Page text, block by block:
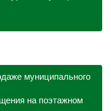
муниципального
на поэтажном